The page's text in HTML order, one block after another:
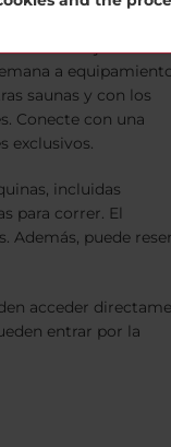
de bienestar,
de masajes de alta
a
saunas y con los
Conecte con una
exclusivos.
incluidas
para correr. El
Además, puede
acceder
entrar por la